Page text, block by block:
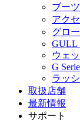
ブーツ
アク
グロ
GULL
ウェ
G
ラッ
取扱店舗
最新情報
サポート